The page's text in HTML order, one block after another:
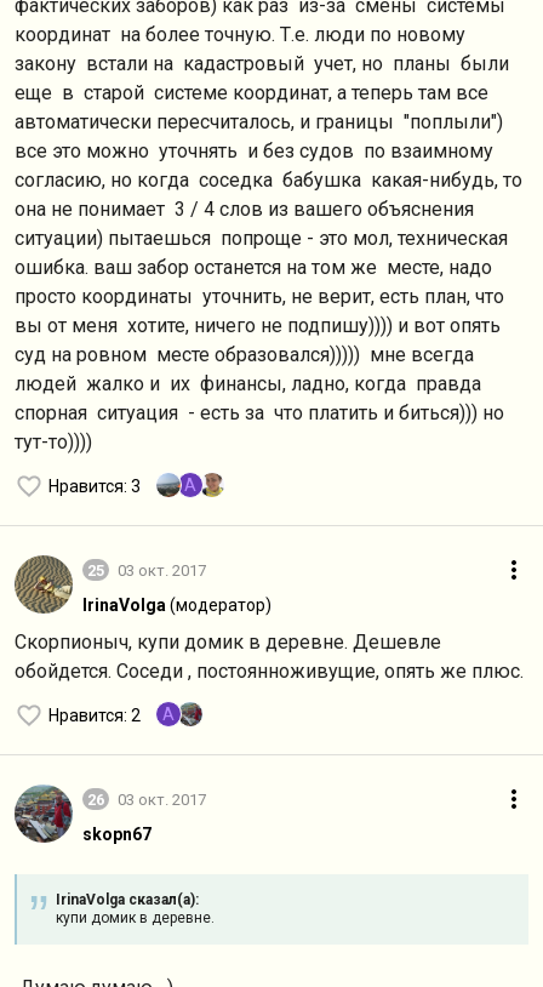
фактических заборов) как раз из-за смены системы
координат на более точную. Т.е. люди по новому
закону встали на кадастровый учет, но планы были
еще в старой системе координат, а теперь там все
автоматически пересчиталось, и границы "поплыли")
все это можно уточнять и без судов по взаимному
согласию, но когда соседка бабушка какая-нибудь, то
она не понимает 3 / 4 слов из вашего объяснения
ситуации) пытаешься попроще - это мол, техническая
ошибка. ваш забор останется на том же месте, надо
просто координаты уточнить, не верит, есть план, что
вы от меня хотите, ничего не подпишу)))) и вот опять
суд на ровном месте образовался))))) мне всегда
людей жалко и их финансы, ладно, когда правда
спорная ситуация - есть за что платить и биться))) но
тут-то))))
Нравится: 3 A
25 03 окт. 2017
IrinaVolga (модератор)
Скорпионыч, купи домик в деревне. Дешевле
обойдется. Соседи , постоянноживущие, опять же плюс.
Нравится: 2 A
26 03 окт. 2017
skopn67
IrinaVolga сказал(а):
купи домик в деревне.